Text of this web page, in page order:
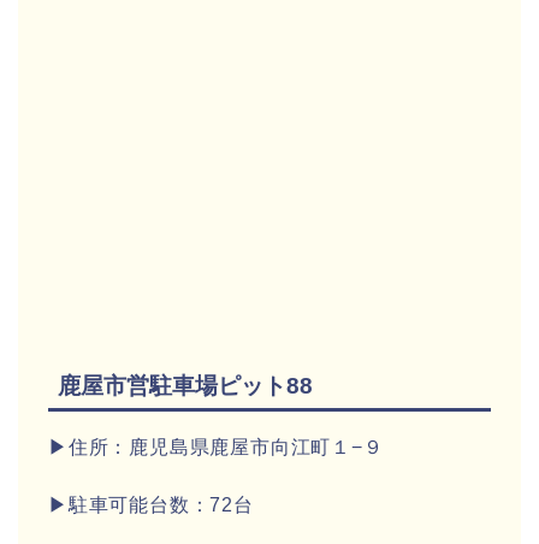
鹿屋市営駐車場ピット88
▶住所：鹿児島県鹿屋市向江町１−９
▶駐車可能台数：72台